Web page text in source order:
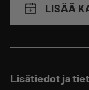
LISÄÄ
Lisätiedot ja